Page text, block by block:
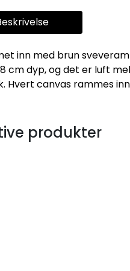
inn med brun
dyp, og det er luft
canvas rammes
produkter